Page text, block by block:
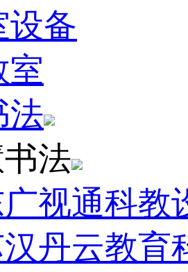
设备
室
法
法
视通科教
丹云教育